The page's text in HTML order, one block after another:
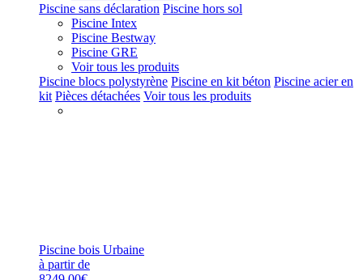
Piscine sans déclaration Piscine hors sol
Piscine Intex
Piscine Bestway
Piscine GRE
Voir tous les produits
Piscine blocs polystyrène Piscine en kit béton Piscine acier en
kit Pièces détachées Voir tous les produits
Piscine bois Urbaine
à partir de